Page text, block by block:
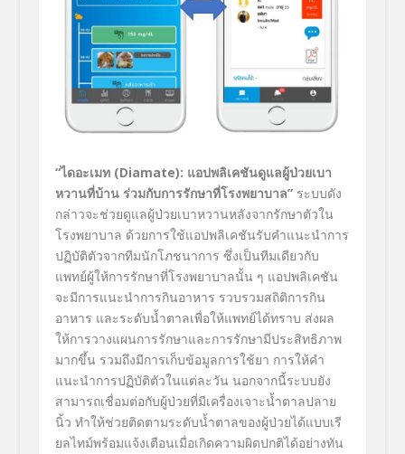
“ไดอะเมท (Diamate): แอปพลิเคชันดูแลผู้ป่วยเบา
หวานที่บ้าน ร่วมกับการรักษาที่โรงพยาบาล”ระบบดัง
กล่าวจะช่วยดูแลผู้ป่วยเบาหวานหลังจากรักษาตัวใน
โรงพยาบาล ด้วยการใช้แอปพลิเคชันรับคำแนะนำการ
ปฏิบัติตัวจากทีมนักโภชนาการ ซึ่งเป็นทีมเดียวกับ
แพทย์ผู้ให้การรักษาที่โรงพยาบาลนั้น ๆ แอปพลิเคชัน
จะมีการแนะนำการกินอาหาร รวบรวมสถิติการกิน
อาหาร และระดับน้ำตาลเพื่อให้แพทย์ได้ทราบ ส่งผล
ให้การวางแผนการรักษาและการรักษามีประสิทธิภาพ
มากขึ้น รวมถึงมีการเก็บข้อมูลการใช้ยา การให้คำ
แนะนำการปฏิบัติตัวในแต่ละวัน นอกจากนี้ระบบยัง
สามารถเชื่อมต่อกับผู้ป่วยที่มีเครื่องเจาะน้ำตาลปลาย
นิ้ว ทำให้ช่วยติดตามระดับน้ำตาลของผู้ป่วยได้แบบเรี
ยลไทม์พร้อมแจ้งเตือนเมื่อเกิดความผิดปกติได้อย่างทัน